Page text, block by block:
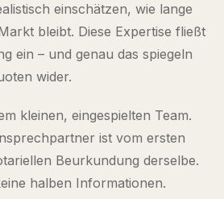
einschätzen, wie lange
bleibt. Diese Expertise fließt
ein – und genau das spiegeln
wider.
kleinen, eingespielten Team.
ist vom ersten
Beurkundung derselbe.
halben Informationen.